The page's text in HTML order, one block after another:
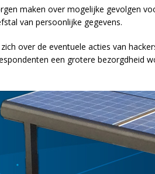
maken over mogelijke gevolgen
van persoonlijke gegevens.
over de eventuele acties van
een grotere bezorgdheid